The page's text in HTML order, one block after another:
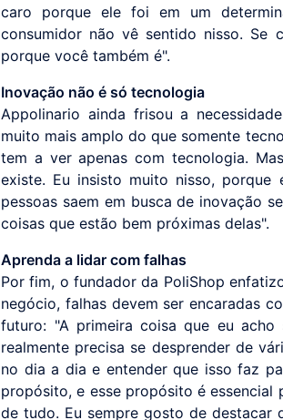
caro porque ele foi em um
consumidor não vê sentido nisso. Se
porque você também é".
Inovação não é só tecnologia
Appolinario ainda frisou a
muito mais amplo do que somente
tem a ver apenas com tecnologia.
existe. Eu insisto muito nisso, porque
pessoas saem em busca de inovação
coisas que estão bem próximas delas".
Aprenda a lidar com falhas
Por fim, o fundador da PoliShop
negócio, falhas devem ser encaradas
futuro: "A primeira coisa que eu
realmente precisa se desprender de
no dia a dia e entender que isso faz
propósito, e esse propósito é essencial
de tudo. Eu sempre gosto de destacar